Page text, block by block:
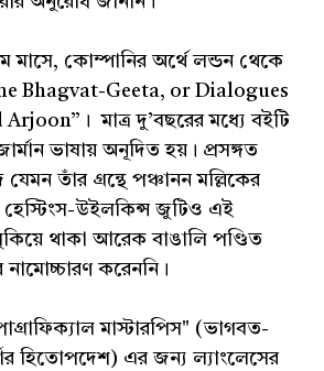
মাসে, কোম্পানির অর্থে লন্ডন থেকে
Bhagvat-Geeta, or Dialogues
মাত্র দু’বছরের মধ্যে বইটি
ভাষায় অনূদিত হয়। প্রসঙ্গত
তাঁর গ্রন্থে পঞ্চানন মল্লিকের
হেস্টিংস-উইলকিন্স জুটিও এই
থাকা আরেক বাঙালি পণ্ডিত
নামোচ্চারণ করেননি।
মাস্টারপিস" (ভাগবত-
হিতোপদেশ) এর জন্য ল্যাংলেসের